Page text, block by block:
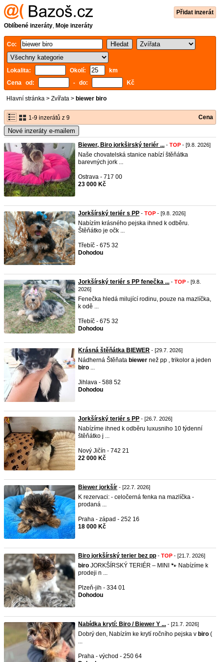
Přidat inzerát
Oblíbené inzeráty, Moje inzeráty
Co:
Lokalita: Okolí:
km
Cena od:
- do: Kč
Hlavní stránka > Zvířata > biewer biro
1-9 inzerátů z 9 Cena
Nové inzeráty e-mailem
Biewer, Biro jorkširský teriér ... - TOP - [9.8. 2026]
Naše chovatelská stanice nabízí štěňátka
barevných jork ...
Ostrava - 717 00
23 000 Kč
Jorkšírský teriér s PP - TOP - [9.8. 2026]
Nabízím krásného pejska ihned k odběru.
Štěňátko je očk ...
Třebíč - 675 32
Dohodou
Jorkšírský teriér s PP fenečka ... - TOP - [9.8.
2026]
Fenečka hledá milující rodinu, pouze na mazlíčka,
k odě ...
Třebíč - 675 32
Dohodou
Krásná štěňátka BIEWER - [29.7. 2026]
Nádherná Štěňata biewer než pp , trikolor a jeden
biro ...
Jihlava - 588 52
Dohodou
Jorkšírský teriér s PP - [26.7. 2026]
Nabízíme ihned k odběru luxusniho 10 týdenní
štěňátko j ...
Nový Jičín - 742 21
22 000 Kč
Biewer jorkšír - [22.7. 2026]
K rezervaci: - celočerná fenka na mazlíčka -
prodaná ...
Praha - západ - 252 16
18 000 Kč
Biro jorkšírský terier bez pp - TOP - [21.7. 2026]
biro JORKŠÍRSKÝ TERIÉR – MINI 🐾 Nabízíme k
prodeji n ...
Plzeň-jih - 334 01
Dohodou
Nabídka krytí: Biro / Biewer Y ... - [21.7. 2026]
Dobrý den, Nabízím ke krytí ročního pejska v biro (
...
Praha - východ - 250 64